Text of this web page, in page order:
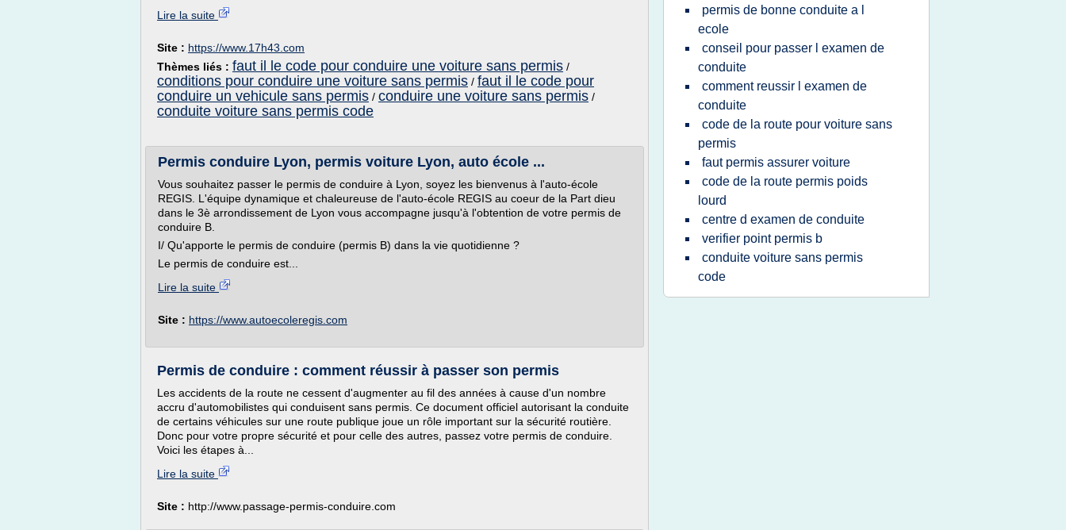
Lire la suite
Site : https://www.17h43.com
Thèmes liés : faut il le code pour conduire une voiture sans permis /
conditions pour conduire une voiture sans permis / faut il le code pour
conduire un vehicule sans permis / conduire une voiture sans permis /
conduite voiture sans permis code
Permis conduire Lyon, permis voiture Lyon, auto école ...
Vous souhaitez passer le permis de conduire à Lyon, soyez les bienvenus à l'auto-école
REGIS. L'équipe dynamique et chaleureuse de l'auto-école REGIS au coeur de la Part dieu
dans le 3è arrondissement de Lyon vous accompagne jusqu'à l'obtention de votre permis de
conduire B.
I/ Qu'apporte le permis de conduire (permis B) dans la vie quotidienne ?
Le permis de conduire est...
Lire la suite
Site : https://www.autoecoleregis.com
Permis de conduire : comment réussir à passer son permis
Les accidents de la route ne cessent d'augmenter au fil des années à cause d'un nombre
accru d'automobilistes qui conduisent sans permis. Ce document officiel autorisant la conduite
de certains véhicules sur une route publique joue un rôle important sur la sécurité routière.
Donc pour votre propre sécurité et pour celle des autres, passez votre permis de conduire.
Voici les étapes à...
Lire la suite
Site : http://www.passage-permis-conduire.com
permis de bonne conduite a l
ecole
conseil pour passer l examen de
conduite
comment reussir l examen de
conduite
code de la route pour voiture sans
permis
faut permis assurer voiture
code de la route permis poids
lourd
centre d examen de conduite
verifier point permis b
conduite voiture sans permis
code